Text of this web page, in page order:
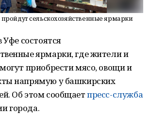
пройдут сельскохозяйственные ярмарки
Уфе состоятся
ярмарки, где жители и
приобрести мясо, овощи и
напрямую у башкирских
Об этом сообщаетпресс-служба
города.